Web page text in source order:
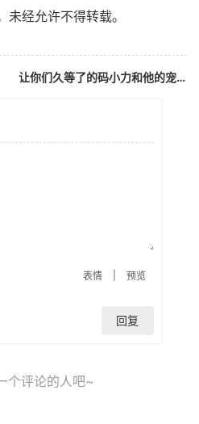
未经允许不得转载。
让你们久等了的码小力和他的宠物码小开
表情 预览
回复
个评论的人吧~